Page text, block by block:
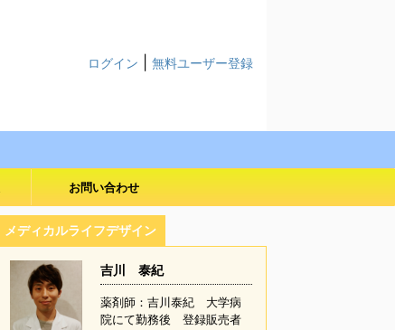
ログイン 無料ユーザー登録
お問い合わせ
メディカルライフデザイン
吉川 泰紀
薬剤師：吉川泰紀 大学病
院にて勤務後 登録販売者